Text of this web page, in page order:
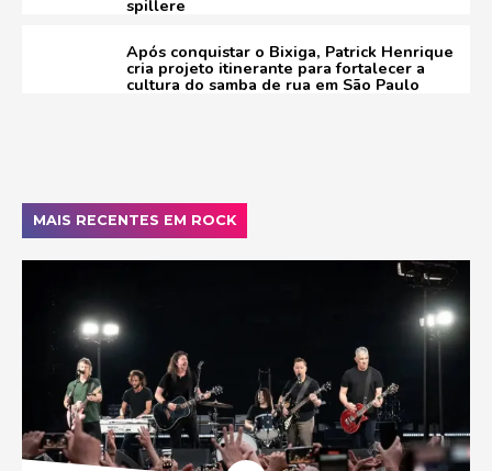
spillere
Após conquistar o Bixiga, Patrick Henrique
cria projeto itinerante para fortalecer a
cultura do samba de rua em São Paulo
MAIS RECENTES EM ROCK